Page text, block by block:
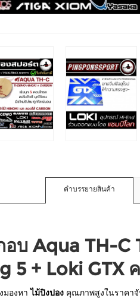
คำบรรยายสินค้า
อบ Aqua TH-
5 + Loki GTX
มองหา ไม้ปิงปองคุณภาพสูงในราคาจั